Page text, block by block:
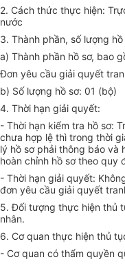
2. Cách thức thực hiện:
nước
3. Thành phần, số lượng hồ
a) Thành phần hồ sơ, bao
Đơn yêu cầu giải quyết
b) Số lượng hồ sơ: 01 (bộ)
4. Thời hạn giải quyết:
- Thời hạn kiểm tra hồ sơ:
chưa hợp lệ thì trong thời
lý hồ sơ phải thông báo và
hoàn chỉnh hồ sơ theo quy
- Thời hạn giải quyết:
đơn yêu cầu giải quyết
5. Đối tượng thực hiện thủ
nhân.
6. Cơ quan thực hiện thủ
- Cơ quan có thẩm quyền